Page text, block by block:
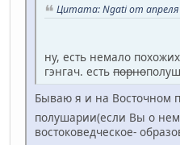
Цитата: Ngati от апреля
ну, есть немало
гэнгач. есть порно
Бываю я и на Восточном
полушарии(если Вы о
востоковедческое-